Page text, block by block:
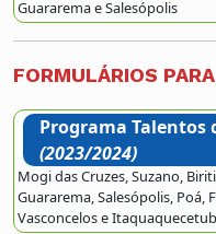
Guararema e Salesópolis
FORMULÁRIOS
Programa Talentos
(2023/2024)
Mogi das Cruzes, Suzano,
Guararema, Salesópolis, Poá,
Vasconcelos e